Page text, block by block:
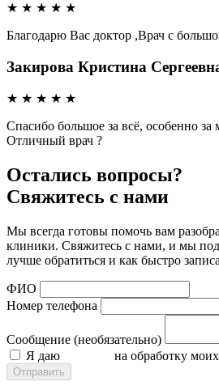
★ ★ ★ ★ ★
Благодарю Вас доктор ,Врач с
Закирова Кристина
★ ★ ★ ★ ★
Спасибо большое за всё, особенно
Отличный врач ?
Остались вопросы?
Свяжитесь с нами
Мы всегда готовы помочь вам
клиники. Свяжитесь с нами, и мы
лучше обратиться и как быстро
ФИО
Номер телефона
Сообщение (необязательно)
Я даю
на обработку моих
Отправить